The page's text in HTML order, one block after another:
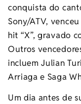
conquista do
Sony/ATV,
hit “X”, gravado
Outros
incluem Julian
Arriaga e Saga
Um dia antes de